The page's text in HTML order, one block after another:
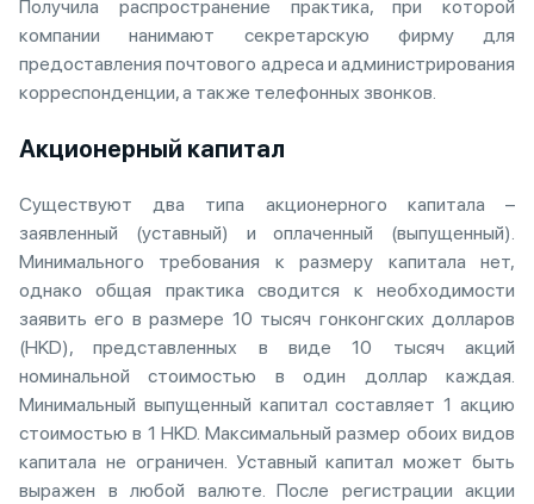
Получила распространение практика, при которой
компании нанимают секретарскую фирму для
предоставления почтового адреса и администрирования
корреспонденции, а также телефонных звонков.
Акционерный капитал
Существуют два типа акционерного капитала –
заявленный (уставный) и оплаченный (выпущенный).
Минимального требования к размеру капитала нет,
однако общая практика сводится к необходимости
заявить его в размере 10 тысяч гонконгских долларов
(HKD), представленных в виде 10 тысяч акций
номинальной стоимостью в один доллар каждая.
Минимальный выпущенный капитал составляет 1 акцию
стоимостью в 1 HKD. Максимальный размер обоих видов
капитала не ограничен. Уставный капитал может быть
выражен в любой валюте. После регистрации акции